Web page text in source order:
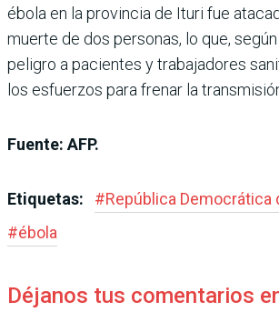
ébola en la provincia de Ituri fue
muerte de dos personas, lo que,
peligro a pacientes y trabajadores
los esfuerzos para frenar la
Fuente: AFP.
Etiquetas: #República Democrática
#ébola
Déjanos tus comentarios